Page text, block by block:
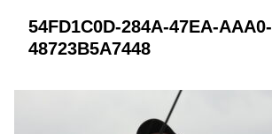
54FD1C0D-284A-47EA-AAA0-
48723B5A7448